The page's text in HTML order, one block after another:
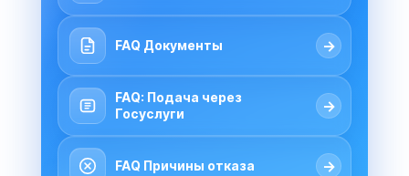
FAQ Документы →
FAQ: Подача через
Госуслуги
→
FAQ Причины отказа →